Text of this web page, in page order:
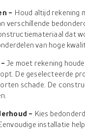
- Houd altijd rekening
verschillende
dat
van hoge
- Je moet rekening
De geselecteerde
schade. De
- Kies
installatie